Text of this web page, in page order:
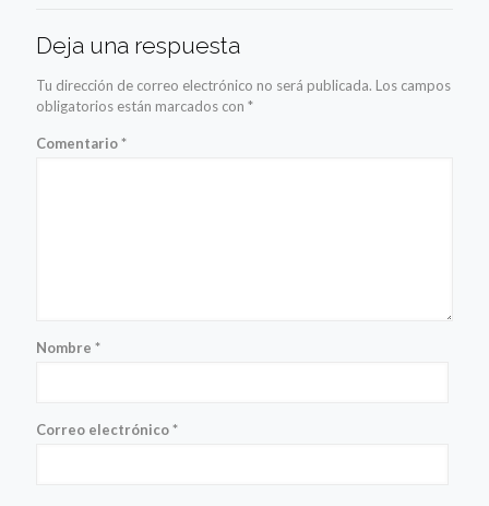
Deja una respuesta
Tu dirección de correo electrónico no será publicada. Los campos
obligatorios están marcados con *
Comentario*
Nombre *
Correo electrónico*